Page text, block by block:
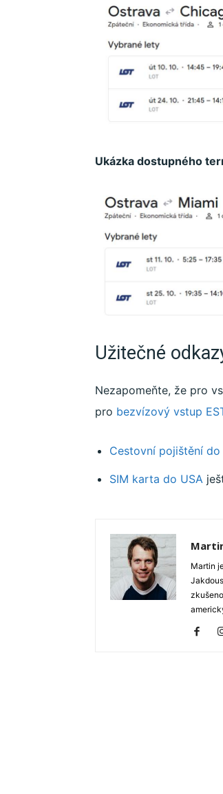
Ukázka dostupného
Užitečné
Nezapomeňte, že pro
pro bezvízový vstup
Cestovní pojištění do
SIM karta do USA
Martin